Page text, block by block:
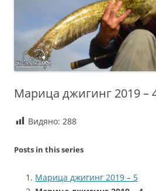
Марица джигинг 2019 –
Видяно: 288
Posts in this series
Марица джигинг 2019 – 5